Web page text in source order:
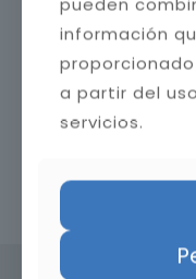
información
a partir del
servicios.